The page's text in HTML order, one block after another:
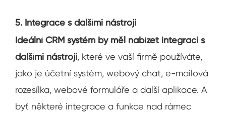
5. Integrace s dalšími nástroji
Ideální CRM systém by měl nabízet integraci s
dalšími nástroji, které ve vaší firmě používáte,
jako je účetní systém, webový chat, e-mailová
rozesílka, webové formuláře a další aplikace. A
byť některé integrace a funkce nad rámec